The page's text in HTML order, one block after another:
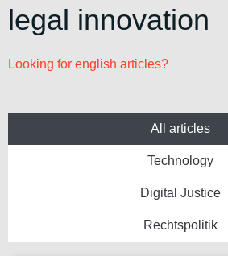
legal innovation
Looking for english articles?
All articles
Technology
Digital Justice
Rechtspolitik